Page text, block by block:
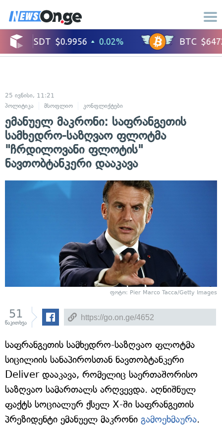
25 ივნისი, 11:21
პოლიტიკა
მსოფლიო კონფლიქტები
ემანუელ მაკრონი: საფრანგეთის
სამხედრო-საზღვაო ფლოტმა
"ჩრდილოვანი ფლოტის"
ნავთობტანკერი დააკავა
ფოტო: Pier Marco Tacca/Getty Images
51
წაკითხვა
საფრანგეთის სამხედრო-საზღვაო ფლოტმა
სიცილიის სანაპიროსთან ნავთობტანკერი
Deliver დააკავა, რომელიც საერთაშორისო
საზღვაო სამართალს არღვევდა. აღნიშნულ
ფაქტს სოციალურ ქსელ X-ში საფრანგეთის
პრეზიდენტი ემანუელ მაკრონი გამოეხმაურა.